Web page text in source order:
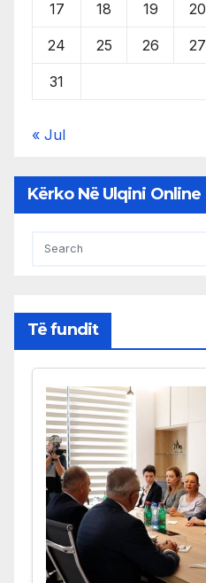
17 18 19 20
24 25 26 27
31
« Jul
Kërko Në Ulqini Online
Të fundit